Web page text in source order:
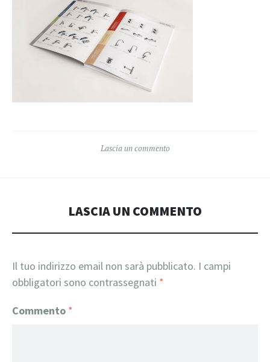
Lascia un commento
LASCIA UN COMMENTO
Il tuo indirizzo email non sarà pubblicato. I campi
obbligatori sono contrassegnati *
Commento *